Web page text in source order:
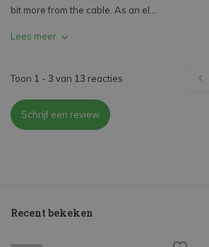
bit more from the cable. As an el...
Lees meer
Toon 1 - 3 van 13 reacties
Schrijf een review
Recent bekeken